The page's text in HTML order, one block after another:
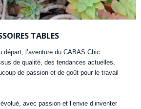
TABLES
départ, l’aventure du CABAS Chic
de qualité, des tendances actuelles,
de passion et de goût pour le travail
avec passion et l’envie d’inventer